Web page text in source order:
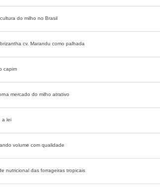
do milho no Brasil
cv. Marandu como palhada
capim
mercado do milho atrativo
a lei
volume com qualidade
nutricional das forrageiras tropicais